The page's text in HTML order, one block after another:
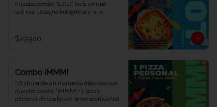
nuestro combo "¡LOL!" Incluye una
sabrosa Lasagna bolognesa y una
experiencia de sabor auténtica y
divertida. ¡Ven y descubre por qué este
$23.900
Combo ¡MMM!
"¡Disfruta de un momento delicioso con
nuestro combo "¡MMM!"! 1 pizza
personal de cualquier sabor acompañada